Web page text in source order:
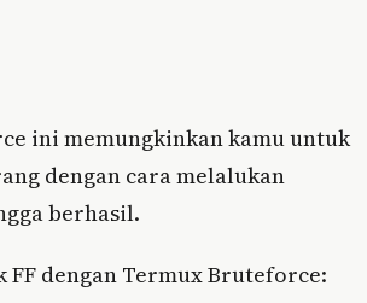
ini memungkinkan kamu untuk
dengan cara melalukan
berhasil.
FF dengan Termux Bruteforce: